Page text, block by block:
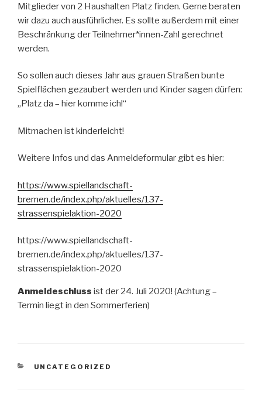
Mitglieder von 2 Haushalten Platz finden. Gerne beraten
wir dazu auch ausführlicher. Es sollte außerdem mit einer
Beschränkung der Teilnehmer*innen-Zahl gerechnet
werden.
So sollen auch dieses Jahr aus grauen Straßen bunte
Spielflächen gezaubert werden und Kinder sagen dürfen:
„Platz da – hier komme ich!“
Mitmachen ist kinderleicht!
Weitere Infos und das Anmeldeformular gibt es hier:
https://www.spiellandschaft-
bremen.de/index.php/aktuelles/137-
strassenspielaktion-2020
https://www.spiellandschaft-
bremen.de/index.php/aktuelles/137-
strassenspielaktion-2020
Anmeldeschluss ist der 24. Juli 2020! (Achtung –
Termin liegt in den Sommerferien)
KATEGORIEN
UNCATEGORIZED